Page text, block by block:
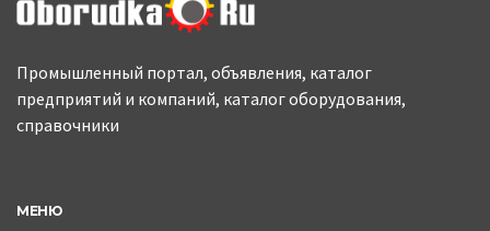
Промышленный портал, объявления, каталог
предприятий и компаний, каталог оборудования,
справочники
МЕНЮ